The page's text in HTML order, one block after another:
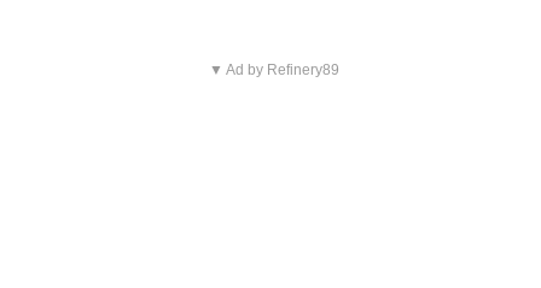
▼ Ad by Refinery89